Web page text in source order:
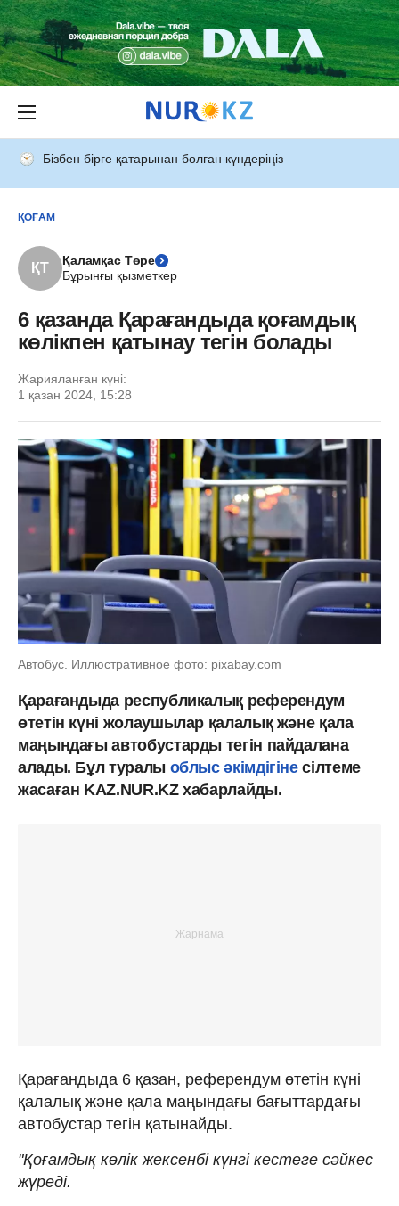
Бізбен бірге қатарынан болған күндеріңіз
ҚОҒАМ
ҚТ
Қаламқас Төре
Бұрынғы қызметкер
6 қазанда Қарағандыда қоғамдық
көлікпен қатынау тегін болады
Жарияланған күні:
1 қазан 2024, 15:28
Автобус. Иллюстративное фото: pixabay.com
Қарағандыда республикалық референдум
өтетін күні жолаушылар қалалық және қала
маңындағы автобустарды тегін пайдалана
алады. Бұл туралы облыс әкімдігінесілтеме
жасаған KAZ.NUR.KZ хабарлайды.
Қарағандыда 6 қазан, референдум өтетін күні
қалалық және қала маңындағы бағыттардағы
автобустар тегін қатынайды.
"Қоғамдық көлік жексенбі күнгі кестеге сәйкес
жүреді.